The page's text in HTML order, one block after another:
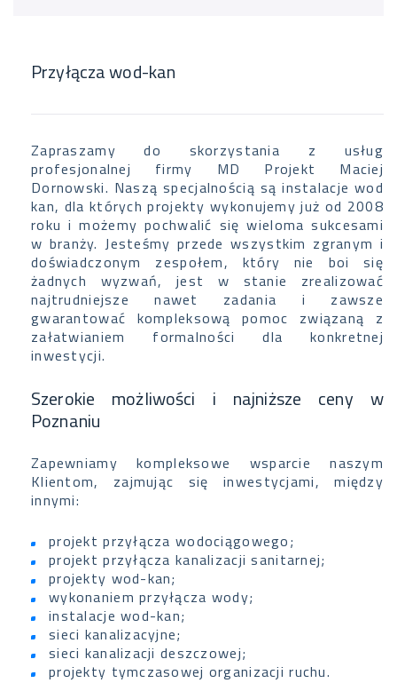
Przyłącza wod-kan
Zapraszamy do skorzystania z usług
profesjonalnej firmy MD Projekt Maciej
Dornowski. Naszą specjalnością są instalacje wod
kan, dla których projekty wykonujemy już od 2008
roku i możemy pochwalić się wieloma sukcesami
w branży. Jesteśmy przede wszystkim zgranym i
doświadczonym zespołem, który nie boi się
żadnych wyzwań, jest w stanie zrealizować
najtrudniejsze nawet zadania i zawsze
gwarantować kompleksową pomoc związaną z
załatwianiem formalności dla konkretnej
inwestycji.
Szerokie możliwości i najniższe ceny w
Poznaniu
Zapewniamy kompleksowe wsparcie naszym
Klientom, zajmując się inwestycjami, między
innymi:
projekt przyłącza wodociągowego;
projekt przyłącza kanalizacji sanitarnej;
projekty wod-kan;
wykonaniem przyłącza wody;
instalacje wod-kan;
sieci kanalizacyjne;
sieci kanalizacji deszczowej;
projekty tymczasowej organizacji ruchu.